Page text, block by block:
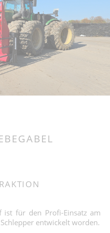
ist für den Profi-Einsatz am
entwickelt worden.